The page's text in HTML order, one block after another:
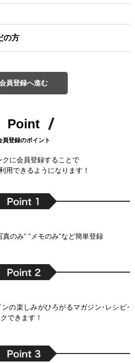
の方
員登録へ進む
Point
員登録のポイント
クに会員登録することで
用できるようになります！
のみ” “メモのみ”など簡単登録
の楽しみがひろがるマガジン･レシピ･
できます！